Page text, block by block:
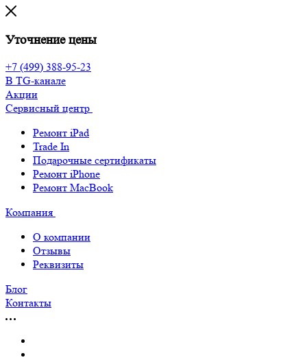
Уточнение цены
+7 (499) 388-95-23
В TG-канале
Акции
Сервисный центр
Ремонт iPad
Trade In
Подарочные сертификаты
Ремонт iPhone
Ремонт MacBook
Компания
О компании
Отзывы
Реквизиты
Блог
Контакты